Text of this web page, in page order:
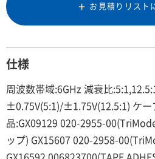
お見積りリスト
仕様
周波数帯域:6GHz 減衰比
±0.75V(5:1)/±1.75V(12.5:1) ケー
品:GX09129 020-2955-
ップ) GX15607 020-2958-